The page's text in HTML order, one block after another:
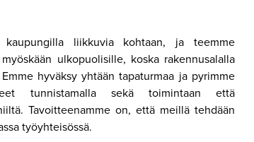
liikkuvia kohtaan, ja teemme
ulkopuolisille, koska rakennusalalla
hyväksy yhtään tapaturmaa ja pyrimme
tunnistamalla sekä toimintaan että
Tavoitteenamme on, että meillä tehdään
työyhteisössä.